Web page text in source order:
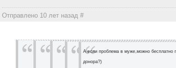
Отправлено 10 лет назад#
А если проблема в муже,можно бесплатно
донора?)